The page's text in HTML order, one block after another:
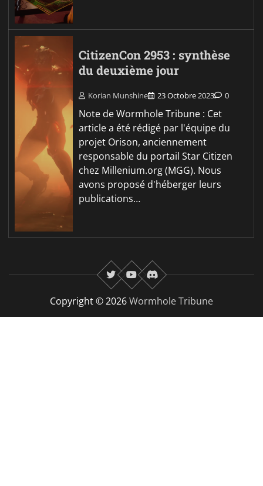
CitizenCon 2953 : synthèse
du deuxième jour
Korian Munshine 23 Octobre 2023 0
Note de Wormhole Tribune : Cet
article a été rédigé par l'équipe du
projet Orison, anciennement
responsable du portail Star Citizen
chez Millenium.org (MGG). Nous
avons proposé d'héberger leurs
publications…
twitteryoutubeDiscord
Copyright © 2026Wormhole Tribune